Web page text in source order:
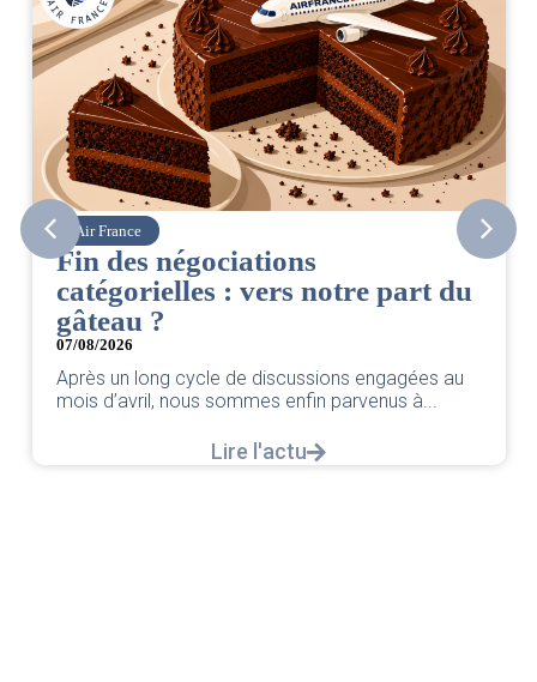
: vers notre part du
de discussions engagées au
sommes enfin parvenus à...
CSE. Juillet
06/08/2026|ACCÈS